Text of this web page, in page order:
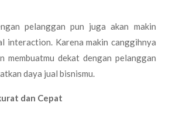
pelanggan pun juga akan makin
interaction. Karena makin canggihnya
membuatmu dekat dengan pelanggan
daya jual bisnismu.
dan Cepat